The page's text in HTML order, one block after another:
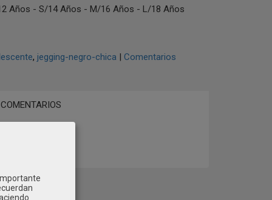
Años - S/14 Años - M/16 Años - L/18 Años
jegging-negro-chica | Comentarios
COMENTARIOS